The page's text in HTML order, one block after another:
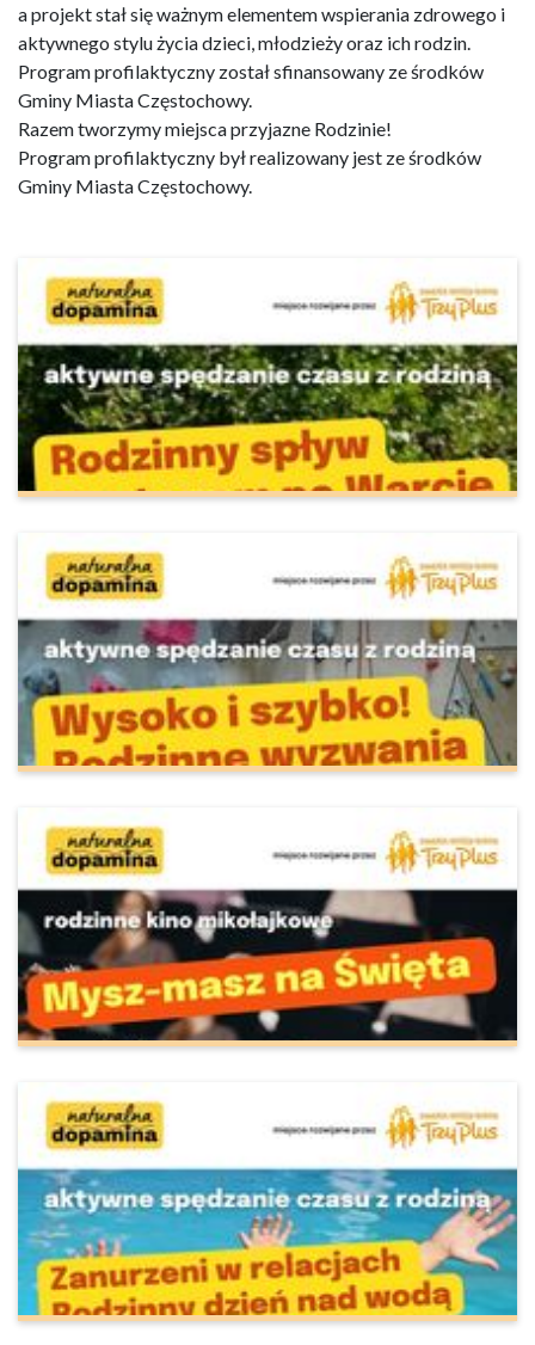
a projekt stał się ważnym elementem wspierania zdrowego i
aktywnego stylu życia dzieci, młodzieży oraz ich rodzin.
Program profilaktyczny został sfinansowany ze środków
Gminy Miasta Częstochowy.
Razem tworzymy miejsca przyjazne Rodzinie!
Program profilaktyczny był realizowany jest ze środków
Gminy Miasta Częstochowy.